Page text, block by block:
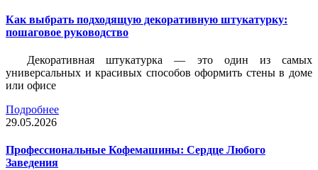
Как выбрать подходящую декоративную штукатурку:
пошаговое руководство
Декоративная штукатурка — это один из самых
универсальных и красивых способов оформить стены в доме
или офисе
Подробнее
29.05.2026
Профессиональные Кофемашины: Сердце Любого
Заведения